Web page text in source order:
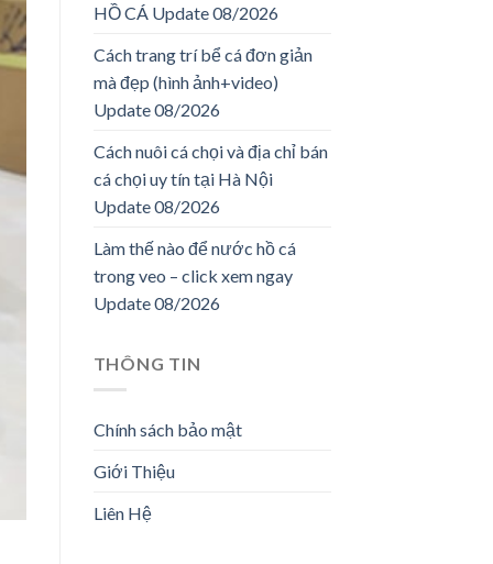
HỒ CÁ Update 08/2026
Cách trang trí bể cá đơn giản
mà đẹp (hình ảnh+video)
Update 08/2026
Cách nuôi cá chọi và địa chỉ bán
cá chọi uy tín tại Hà Nội
Update 08/2026
Làm thế nào để nước hồ cá
trong veo – click xem ngay
Update 08/2026
THÔNG TIN
Chính sách bảo mật
Giới Thiệu
Liên Hệ